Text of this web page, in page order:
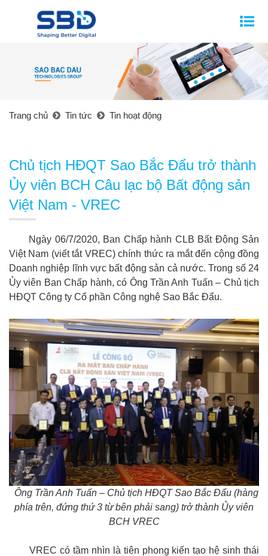
Trang chủ Tin tức Tin hoạt động
Chủ tịch HĐQT Sao Bắc Đẩu trở thành
Ủy viên BCH Câu lạc bộ Bất động sản
Việt Nam - VREC
Ngày 06/7/2020, Ban Chấp hành CLB Bất Động Sản
Việt Nam (viết tắt VREC) chính thức ra mắt đến cộng đồng
Doanh nghiệp lĩnh vực bất động sản cả nước. Trong số 24
Ủy viên Ban Chấp hành, có Ông Trần Anh Tuấn – Chủ tịch
HĐQT Công ty Cổ phần Công nghệ Sao Bắc Đẩu.
Ông Trần Anh Tuấn – Chủ tịch HĐQT Sao Bắc Đẩu (hàng
phía trên, đứng thứ 3 từ bên phải sang) trở thành Ủy viên
BCH VREC
VREC có tầm nhìn là tiên phong kiến tạo hệ sinh thái